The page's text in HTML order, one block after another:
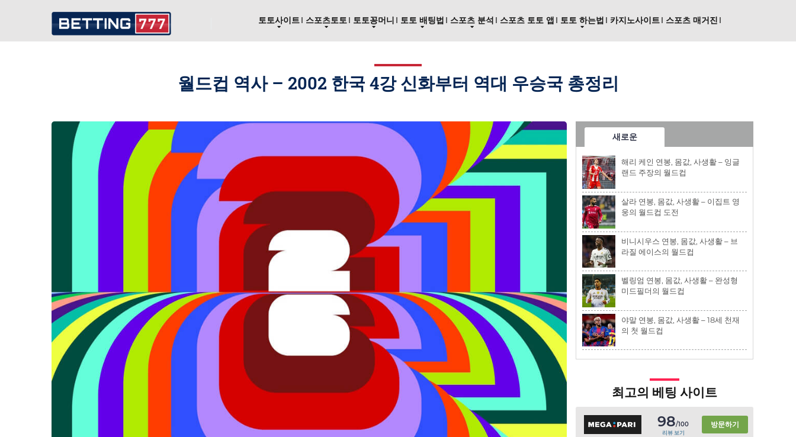
토토사이트 스포츠토토 토토꽁머니 토토 배팅법 스포츠 분석 스포츠 토토 앱 토토 하는법 카지노사이트 스포츠 매거진
월드컵 역사 – 2002 한국 4강 신화부터 역대 우승국 총정리
새로운
해리 케인 연봉, 몸값, 사생활 – 잉글
랜드 주장의 월드컵
살라 연봉, 몸값, 사생활 – 이집트 영
웅의 월드컵 도전
비니시우스 연봉, 몸값, 사생활 – 브
라질 에이스의 월드컵
벨링엄 연봉, 몸값, 사생활 – 완성형
미드필더의 월드컵
야말 연봉, 몸값, 사생활 – 18세 천재
의 첫 월드컵
최고의 베팅 사이트
98/100
리뷰 보기
방문하기